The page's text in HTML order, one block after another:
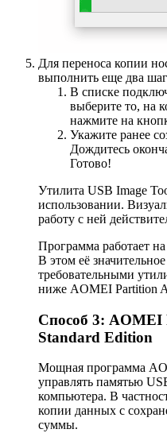
Для переноса копии
выполнить еще два
В списке
выберите то, на
нажмите на
Укажите ранее
Дождитесь
Готово!
Утилита USB Image
использовании.
работу с ней
Программа работает
В этом её
требовательными
ниже AOMEI Partition
Способ 3: AOMEI
Standard Edition
Мощная программа
управлять памятью
компьютера. В
копии данных с
суммы.